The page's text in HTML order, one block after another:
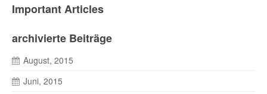
Important Articles
archivierte Beiträge
August, 2015
Juni, 2015